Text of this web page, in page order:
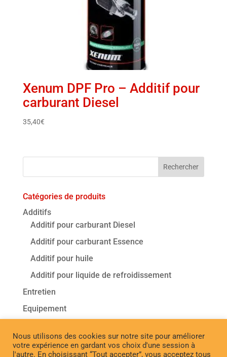
Xenum DPF Pro – Additif pour
carburant Diesel
35,40€
Catégories de produits
Additifs
Additif pour carburant Diesel
Additif pour carburant Essence
Additif pour huile
Additif pour liquide de refroidissement
Entretien
Equipement
Nettoyants